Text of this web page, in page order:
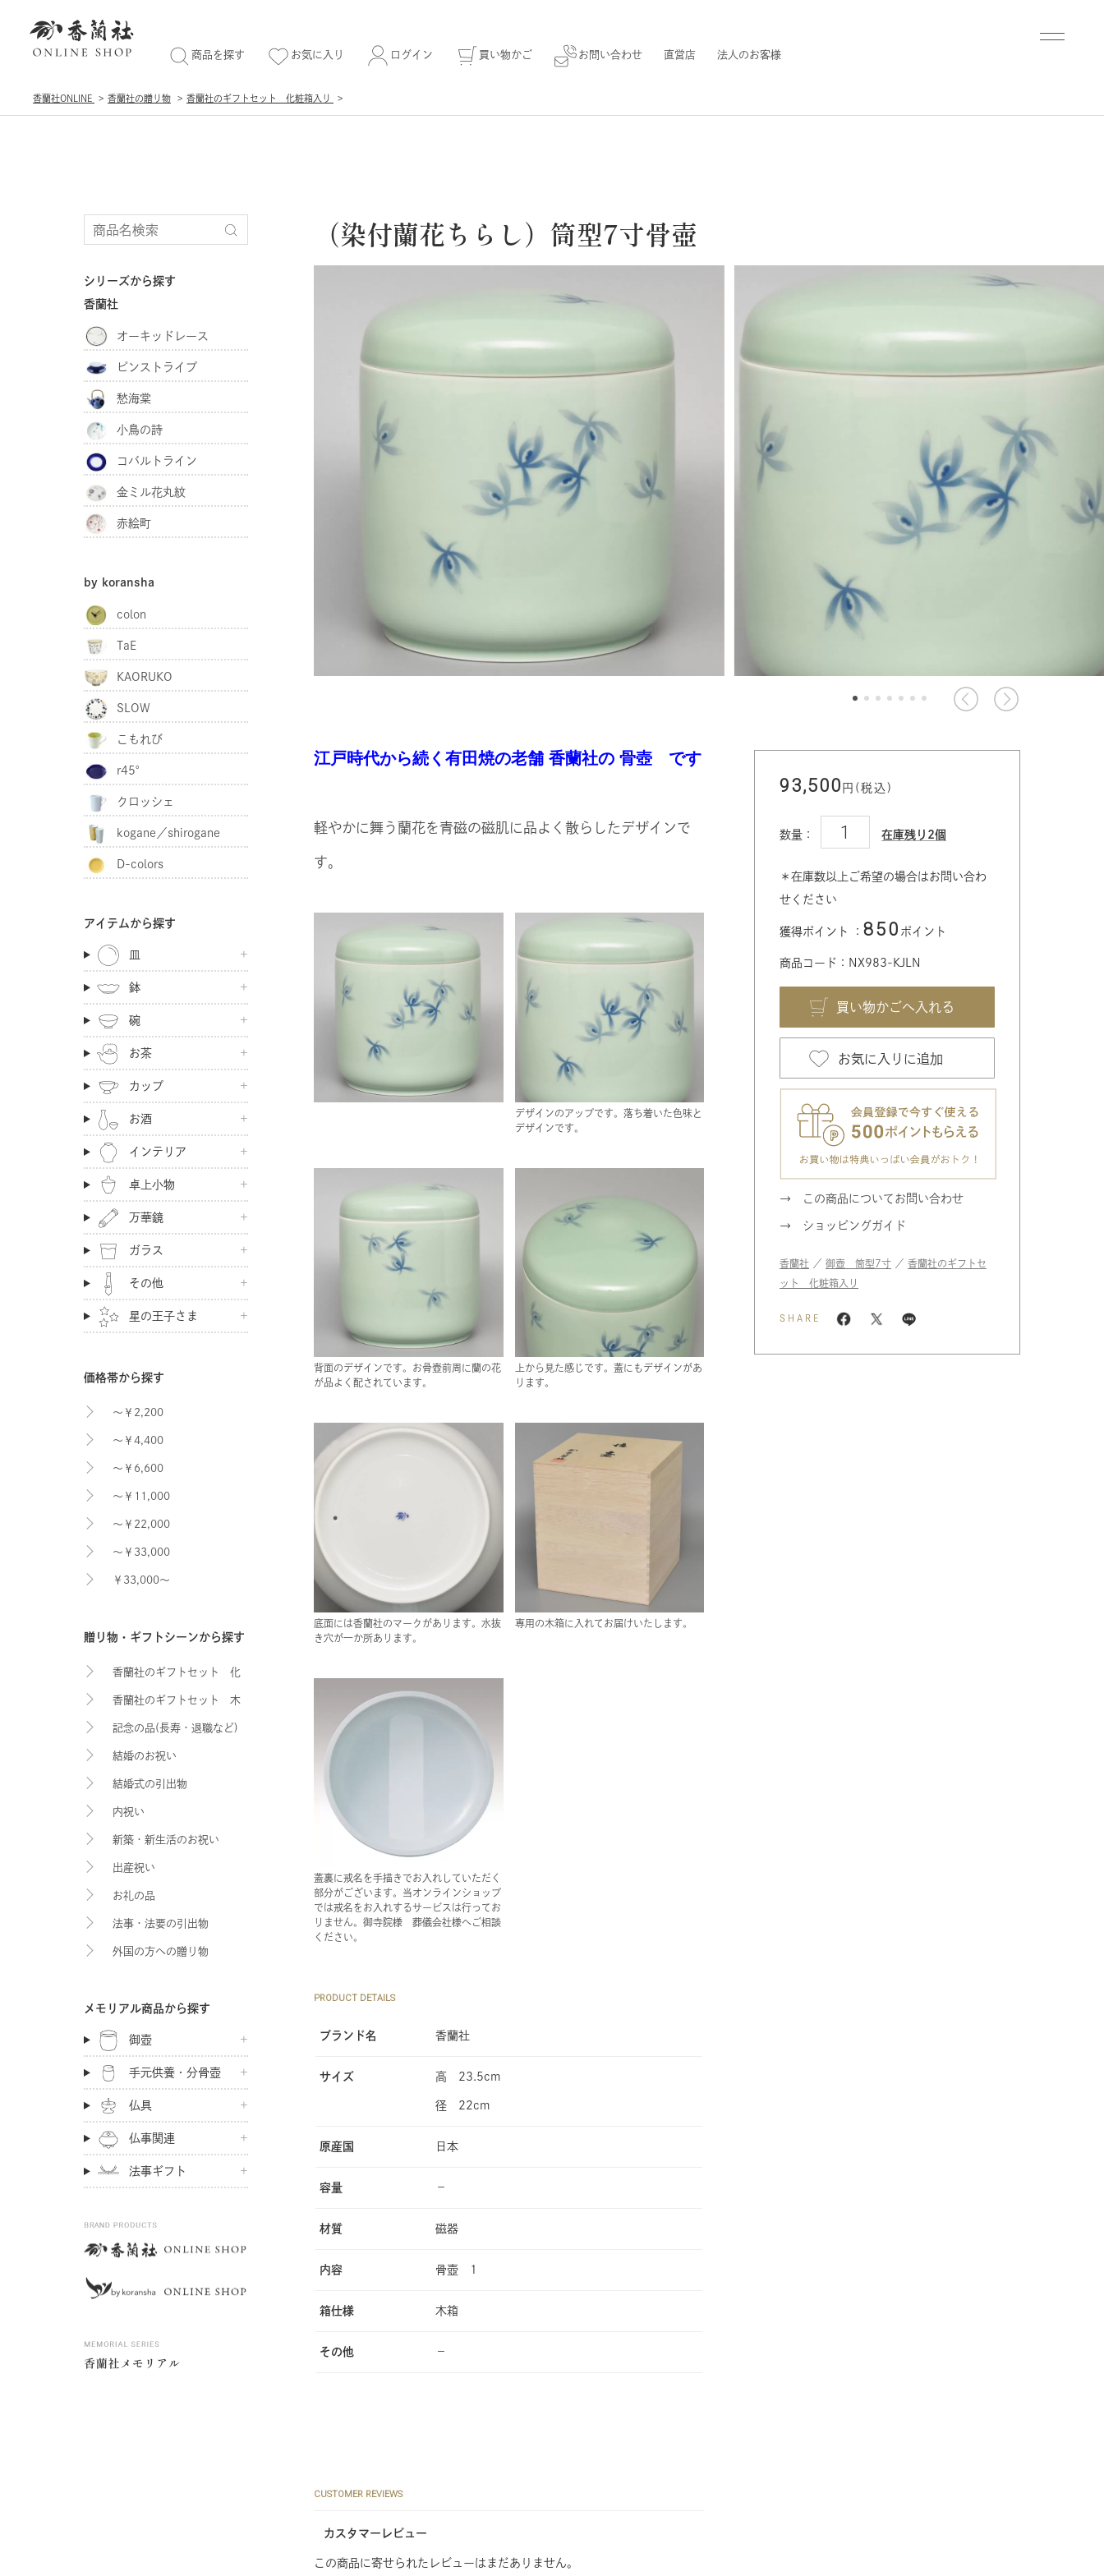
商品を探す お気に入り ログイン 買い物かご お問い合わせ 直営店 法人のお客様
香蘭社ONLINE 香蘭社の贈り物 香蘭社のギフトセット 化粧箱入り
（染付蘭花ちらし）筒型7寸骨壺
江戸時代から続く有田焼の老舗 香蘭社の 骨壺 です
軽やかに舞う蘭花を青磁の磁肌に品よく散らしたデザインで
す。
デザインのアップです。落ち着いた色味と
デザインです。
背面のデザインです。お骨壺前周に蘭の花
が品よく配されています。
上から見た感じです。蓋にもデザインがあ
ります。
底面には香蘭社のマークがあります。水抜
き穴が一か所あります。
専用の木箱に入れてお届けいたします。
蓋裏に戒名を手描きでお入れしていただく
部分がございます。当オンラインショップ
では戒名をお入れするサービスは行ってお
りません。御寺院様 葬儀会社様へご相談
ください。
PRODUCT DETAILS
ブランド名 香蘭社
サイズ 高 23.5cm
径 22cm
原産国 日本
容量 −
材質 磁器
内容 骨壺 1
箱仕様 木箱
その他 −
CUSTOMER REVIEWS
カスタマーレビュー
この商品に寄せられたレビューはまだありません。
93,500 円(税込)
数量： 在庫残り2個
＊在庫数以上ご希望の場合はお問い合わ
せください
獲得ポイント ： 850 ポイント
商品コード：NX983-KJLN
お気に入りに追加
この商品についてお問い合わせ
ショッピングガイド
香蘭社 ／ 御壺 筒型7寸 ／ 香蘭社のギフトセ
ット 化粧箱入り
SHARE
シリーズから探す
香蘭社
オーキッドレース
ピンストライプ
愁海棠
小鳥の詩
コバルトライン
金ミル花丸紋
赤絵町
by koransha
colon
TaE
KAORUKO
SLOW
こもれび
r45°
クロッシェ
kogane／shirogane
D-colors
アイテムから探す
皿
鉢
碗
お茶
カップ
お酒
インテリア
卓上小物
万華鏡
ガラス
その他
星の王子さま
価格帯から探す
～￥2,200
～￥4,400
～￥6,600
～￥11,000
～￥22,000
～￥33,000
￥33,000～
贈り物・ギフトシーンから探す
香蘭社のギフトセット 化
粧箱入り
香蘭社のギフトセット 木
箱入り
記念の品(長寿・退職など)
結婚のお祝い
結婚式の引出物
内祝い
新築・新生活のお祝い
出産祝い
お礼の品
法事・法要の引出物
外国の方への贈り物
メモリアル商品から探す
御壺
手元供養・分骨壺
仏具
仏事関連
法事ギフト